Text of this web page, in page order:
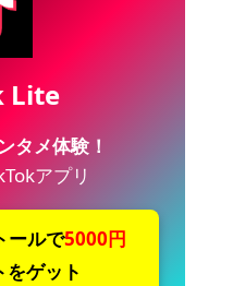
Lite
タメ体験！
アプリ
ルで5000円
をゲット